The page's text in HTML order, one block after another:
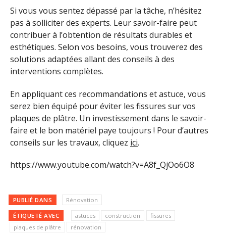
Si vous vous sentez dépassé par la tâche, n’hésitez
pas à solliciter des experts. Leur savoir-faire peut
contribuer à l’obtention de résultats durables et
esthétiques. Selon vos besoins, vous trouverez des
solutions adaptées allant des conseils à des
interventions complètes.
En appliquant ces recommandations et astuce, vous
serez bien équipé pour éviter les fissures sur vos
plaques de plâtre. Un investissement dans le savoir-
faire et le bon matériel paye toujours ! Pour d’autres
conseils sur les travaux, cliquez ici.
https://www.youtube.com/watch?v=A8f_QjOo6O8
PUBLIÉ DANS Rénovation
ÉTIQUETÉ AVEC astuces construction
fissures
plaques de plâtre
rénovation